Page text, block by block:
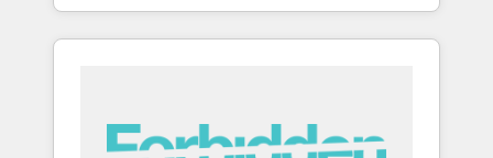
OneMetric, we help revenue teams focus on
the OneMetric that matters most: revenue.
grâce à la Revenue Architecture : alignement
des équipes, pipeline prévisible, croissance
Shopify, Oneflow. 💻 Développements